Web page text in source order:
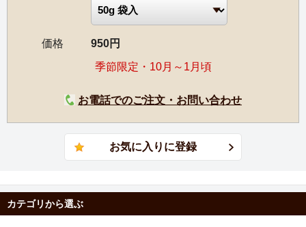
価格
950円
季節限定・10月～1月頃
お電話でのご注文・お問い合わせ
カテゴリから選ぶ